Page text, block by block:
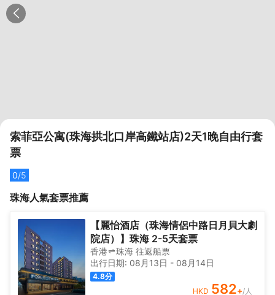
索菲亞公寓(珠海拱北口岸高鐵站店)2天1晚自由行套
票
0/5
珠海人氣套票推薦
【麗怡酒店（珠海情侶中路日月貝大劇
院店）】珠海 2-5天套票
香港 珠海 往返船票
出行日期: 08月13日 - 08月14日
4.8分
HKD 582+/人